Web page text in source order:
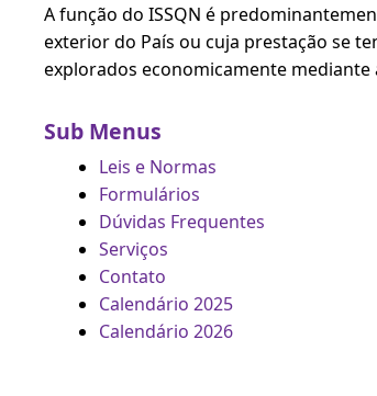
A função do ISSQN é
exterior do País ou cuja prestação se
explorados economicamente
Sub Menus
Leis e Normas
Formulários
Dúvidas Frequentes
Serviços
Contato
Calendário 2025
Calendário 2026